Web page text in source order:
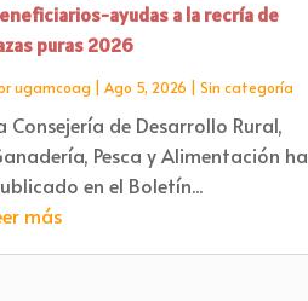
ayudas a la recría de
puras 2026
ugamcoag Ago 5, 2026 Sin categoría
Consejería de Desarrollo Rural,
Pesca y Alimentación ha
en el Boletín...
más